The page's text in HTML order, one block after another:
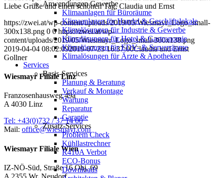
Anwendungen Gewerbe
Klimaanlagen für Büroräume
Klimaanlagen für Handel & Geschäftslokale
Klimalösungen für Industrie & Gewerbe
Klimalösungen für Hotel & Gastronomie
Klimalösungen für EDV- & Serverräume
Klimalösungen für Ärzte & Apotheken
Services
Basis-Services
Planung & Beratung
Verkauf & Montage
Wartung
Reparatur
Garantie
Zusatz-Services
Problem Check
Kühllastrechner
R410A Verbot
ECO-Bonus
Downloads
Liebe Grüße und einen schönen Tag, Claudia und Ernst
https://zwei.at/wp-content/uploads/2019/05/Wiesmayr_Logo_small-
300x138.png 0 0 https://zwei.at/wp-
content/uploads/2019/05/Wiesmayr_Logo_small-300x138.png
2019-04-04 08:02:092019-07-23 16:37:00Claudia und Ernst
Gollner
Wiesmayr Filiale Linz
Franzosenhausweg 49a
A 4030 Linz
Tel: +43(0)732 / 37 14 00
Mail: office@wiesmayr.com
Wiesmayr Filiale Wien
IZ-NÖ-Süd, Straße 16 Obj. 69
A 2355 Wr. Neudorf